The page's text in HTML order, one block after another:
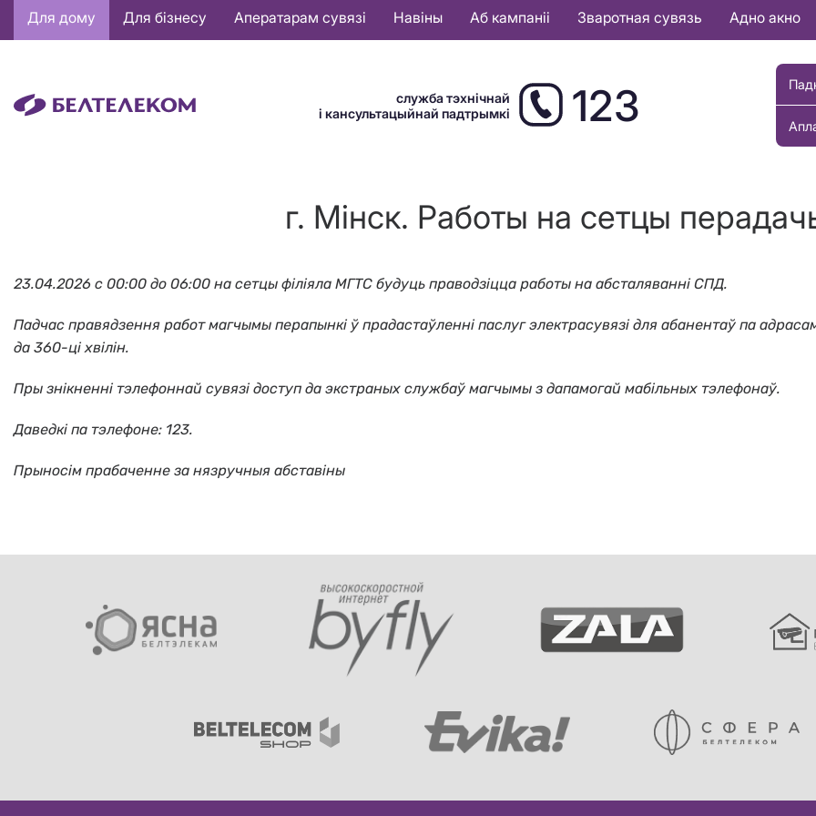
Основная
навигация
Для дому Для бізнесу Аператарам сувязі Навіны Аб кампаніі Зваротная сувязь Адно акно
служба тэхнічнай
і кансультацыйнай падтрымкі
123
г. Мінск. Работы на сетцы
23.04.2026 с 00:00 до 06:00 на сетцы філіяла МГТС будуць праводзіцца работы на абсталяванні СПД.
Падчас правядзення работ магчымы перапынкі ў прадастаўленні паслуг электрасувязі для абанентаў па
да 360-ці хвілін.
Пры знікненні тэлефоннай сувязі доступ да экстраных службаў магчымы з дапамогай мабільных тэлефонаў.
Даведкі па тэлефоне: 123.
Прыносiм прабаченне за нязручныя абставiны